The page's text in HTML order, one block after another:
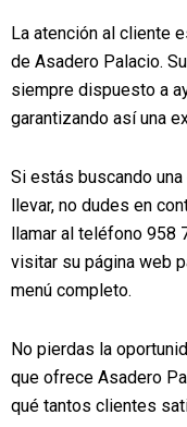
La atención al cliente
de Asadero Palacio.
siempre dispuesto a
garantizando así una
Si estás buscando
llevar, no dudes en
llamar al teléfono 958
visitar su página web
menú completo.
No pierdas la
que ofrece Asadero
qué tantos clientes